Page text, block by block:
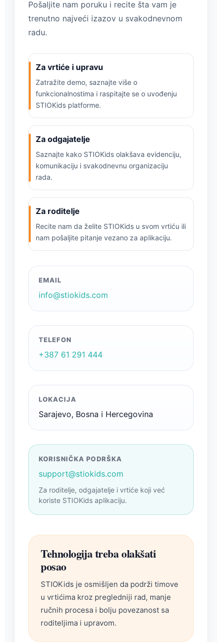
Pošaljite nam poruku i recite šta vam je
trenutno najveći izazov u svakodnevnom
radu.
Za vrtiće i upravu
Zatražite demo, saznajte više o
funkcionalnostima i raspitajte se o uvođenju
STIOKids platforme.
Za odgajatelje
Saznajte kako STIOKids olakšava evidenciju,
komunikaciju i svakodnevnu organizaciju
rada.
Za roditelje
Recite nam da želite STIOKids u svom vrtiću ili
nam pošaljite pitanje vezano za aplikaciju.
EMAIL
info@stiokids.com
TELEFON
+387 61 291 444
LOKACIJA
Sarajevo, Bosna i Hercegovina
KORISNIČKA PODRŠKA
support@stiokids.com
Za roditelje, odgajatelje i vrtiće koji već
koriste STIOKids aplikaciju.
Tehnologija treba olakšati
posao
STIOKids je osmišljen da podrži timove
u vrtićima kroz pregledniji rad, manje
ručnih procesa i bolju povezanost sa
roditeljima i upravom.